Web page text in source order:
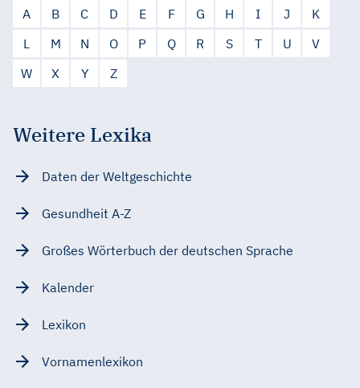
A B C D E F G H I J
K
L
M N O P Q R S T U
V
W
X Y Z
Weitere Lexika
Daten der Weltgeschichte
Gesundheit A-Z
Großes Wörterbuch der deutschen Sprache
Kalender
Lexikon
Vornamenlexikon